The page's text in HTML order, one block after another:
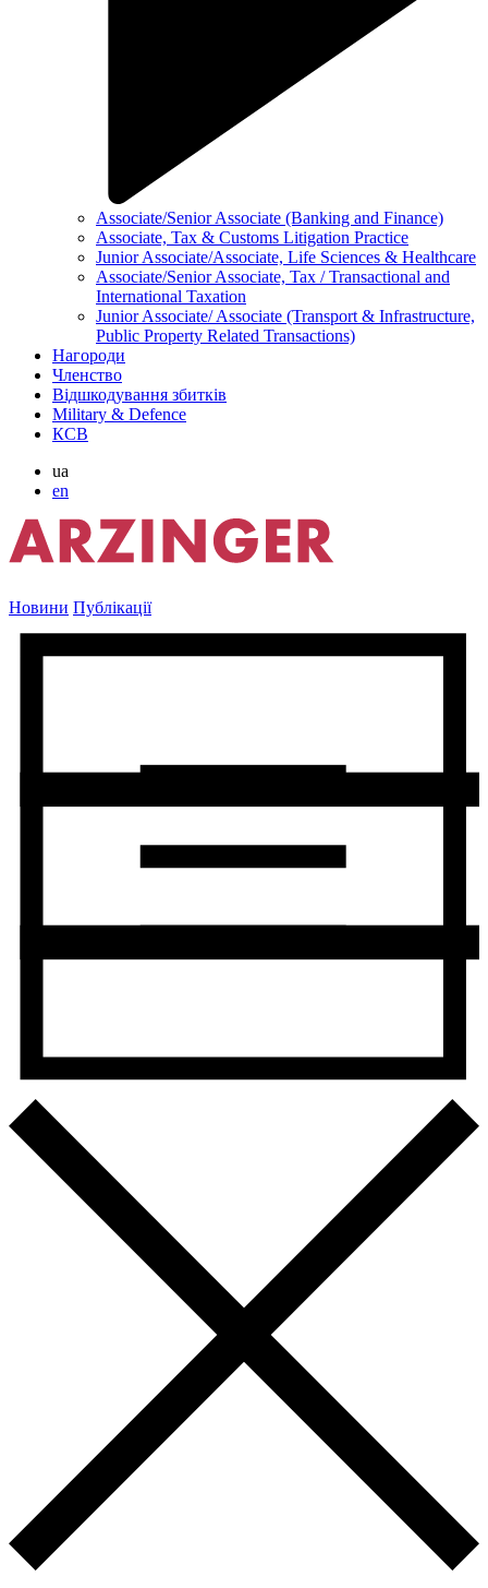
Associate/Senior Associate (Banking and Finance)
Associate, Tax & Customs Litigation Practice
Junior Associate/Associate, Life Sciences & Healthcare
Associate/Senior Associate, Tax / Transactional and
International Taxation
Junior Associate/ Associate (Transport & Infrastructure,
Public Property Related Transactions)
Нагороди
Членство
Відшкодування збитків
Military & Defence
КСВ
ua
en
Новини Публікації